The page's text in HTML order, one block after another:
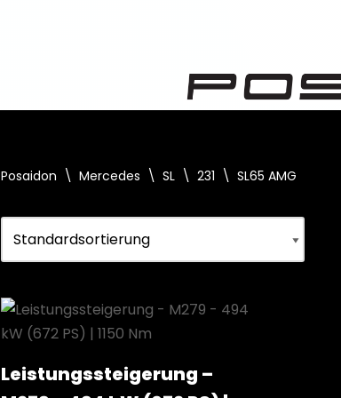
Posaidon \ Mercedes \ SL \ 231 \ SL65 AMG
Leistungssteigerung –